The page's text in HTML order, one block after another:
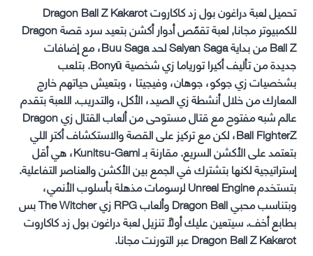
تحميل لعبة دراغون بول زد كاكاروت Dragon Ball Z Kakarot
للكمبيوتر مجانا, لعبة تقمّص أدوار أكشن بتعيد سرد قصة Dragon
Ball Z من بداية Saiyan Saga لحد Buu Saga، مع إضافات
جديدة من تأليف أكيرا تورياما زي شخصية Bonyū. بتلعب
بشخصيات زي جوكو، جوهان، وفيجيتا ، وبتعيش حياتهم خارج
المعارك من خلال أنشطة زي الصيد، الأكل، والتدريب. اللعبة بتقدم
عالم شبه مفتوح مع قتال مستوحى من ألعاب القتال زي Dragon
Ball FighterZ، لكن مع تركيز على القصة والاستكشاف أكتر اللي
بتعتمد على الأكشن السريع. مقارنة بـ Kunitsu-Gami، هي أقل
إستراتيجية لكنها بتشترك في الجمع بين الأكشن والعناصر التفاعلية.
بتستخدم Unreal Engine لرسومات مذهلة بأسلوب الأنمي،
وبتناسب محبي Dragon Ball وألعاب RPG زي The Witcher بس
بطابع أخف. سيتعين عليك أولاً تنزيل لعبة دراغون بول زد كاكاروت
Dragon Ball Z Kakarot عبر التورنت مجانا.